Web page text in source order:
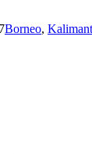
Borneo,